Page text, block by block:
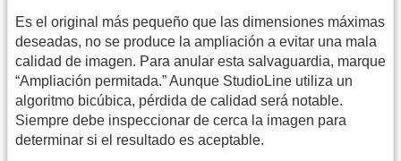
Es el original más pequeño que las dimensiones máximas
deseadas, no se produce la ampliación a evitar una mala
calidad de imagen. Para anular esta salvaguardia, marque
“Ampliación permitada.” Aunque StudioLine utiliza un
algoritmo bicúbica, pérdida de calidad será notable.
Siempre debe inspeccionar de cerca la imagen para
determinar si el resultado es aceptable.